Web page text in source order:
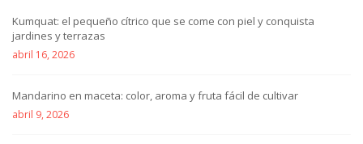
Kumquat: el pequeño cítrico que se come con piel y conquista
jardines y terrazas
abril 16, 2026
Mandarino en maceta: color, aroma y fruta fácil de cultivar
abril 9, 2026